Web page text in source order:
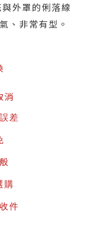
外罩的俐落線
、非常有型。
消
差
購
件